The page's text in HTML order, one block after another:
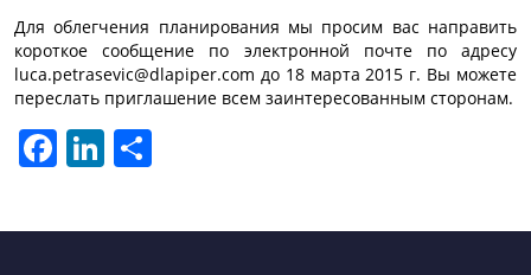
Для облегчения планирования мы просим вас направить
короткое сообщение по электронной почте по адресу
luca.petrasevic@dlapiper.com до 18 марта 2015 г. Вы можете
переслать приглашение всем заинтересованным сторонам.
FacebookLinkedIn